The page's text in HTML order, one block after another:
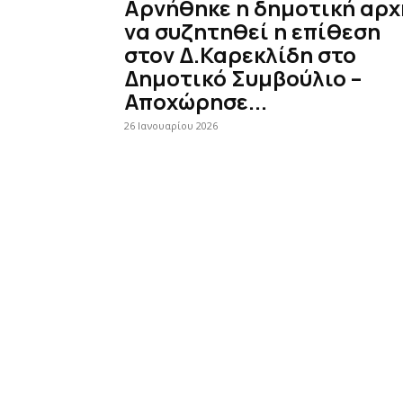
Αρνήθηκε η δημοτική
να συζητηθεί η επίθεση
στον Δ.Καρεκλίδη στο
Δημοτικό Συμβούλιο –
Αποχώρησε...
26 Ιανουαρίου 2026